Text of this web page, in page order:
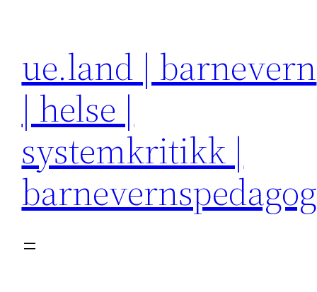
ue.land | barnevern
| helse |
systemkritikk |
barnevernspedagog